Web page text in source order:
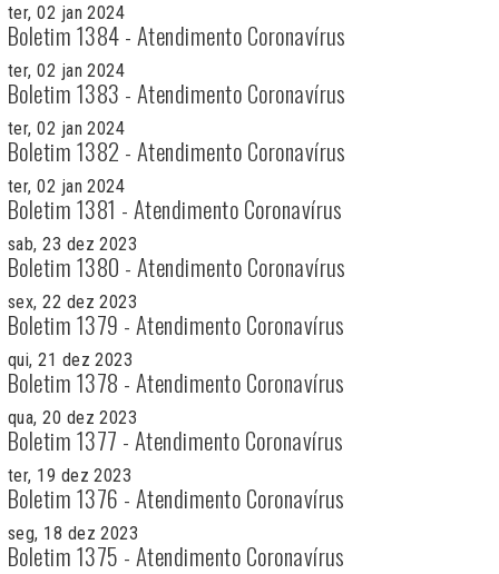
ter, 02 jan 2024
Boletim 1384 - Atendimento Coronavírus
ter, 02 jan 2024
Boletim 1383 - Atendimento Coronavírus
ter, 02 jan 2024
Boletim 1382 - Atendimento Coronavírus
ter, 02 jan 2024
Boletim 1381 - Atendimento Coronavírus
sab, 23 dez 2023
Boletim 1380 - Atendimento Coronavírus
sex, 22 dez 2023
Boletim 1379 - Atendimento Coronavírus
qui, 21 dez 2023
Boletim 1378 - Atendimento Coronavírus
qua, 20 dez 2023
Boletim 1377 - Atendimento Coronavírus
ter, 19 dez 2023
Boletim 1376 - Atendimento Coronavírus
seg, 18 dez 2023
Boletim 1375 - Atendimento Coronavírus